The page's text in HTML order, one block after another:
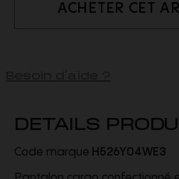
ACHETER CET
DETAILS
Code marque H526Y04WE3